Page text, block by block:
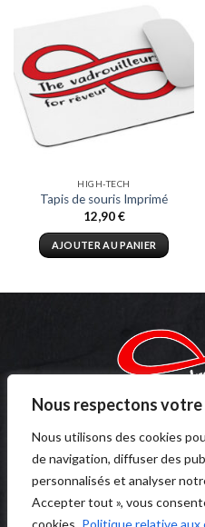
Nous respectons votre
Nous utilisons des cookies
de navigation, diffuser des
personnalisés et analyser
Accepter tout », vous
cookies. Politique relative aux
HIGH-TECH
Tapis de souris Imprimé
12,90€
AJOUTER AU PANIER
Copyright 2023 ©
LIENS